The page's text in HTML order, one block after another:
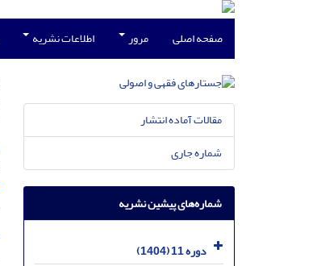
صفحه اصلی مرور اطلاعات نشریه
مقالات آماده انتشار
شماره جاری
شماره‌های پیشین نشریه
دوره 11 (1404)